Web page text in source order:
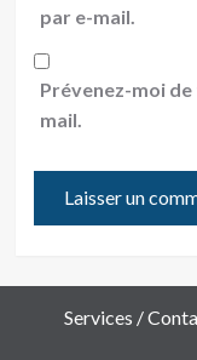
par e-mail.
Prévenez-moi
mail.
Services /